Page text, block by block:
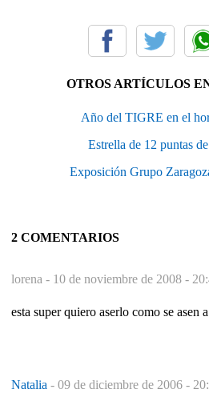
OTROS ARTÍCULOS
Año del TIGRE en el
Estrella de 12 puntas
Exposición Grupo
2 COMENTARIOS
lorena - 10 de noviembre de 2008 -
esta super quiero aserlo como se asen a
Natalia - 09 de diciembre de 2006 -